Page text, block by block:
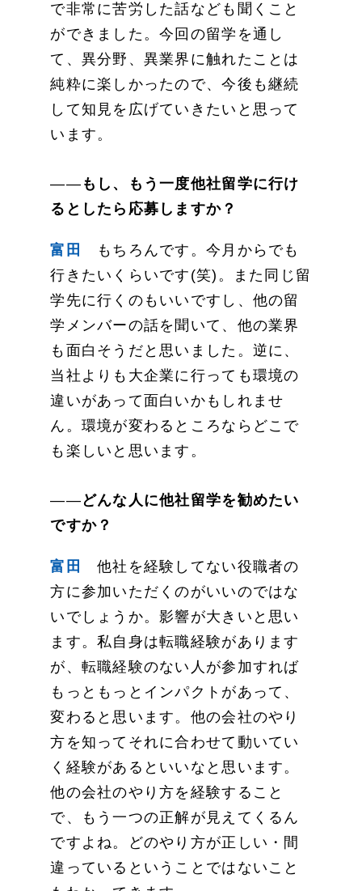
で非常に苦労した話なども聞くこと
ができました。今回の留学を通し
て、異分野、異業界に触れたことは
純粋に楽しかったので、今後も継続
して知見を広げていきたいと思って
います。
―― もし、もう一度他社留学に行け
るとしたら応募しますか？
富田
もちろんです。今月からでも
行きたいくらいです(笑)。また同じ留
学先に行くのもいいですし、他の留
学メンバーの話を聞いて、他の業界
も面白そうだと思いました。逆に、
当社よりも大企業に行っても環境の
違いがあって面白いかもしれませ
ん。環境が変わるところならどこで
も楽しいと思います。
――どんな人に他社留学を勧めたい
ですか？
富田
他社を経験してない役職者の
方に参加いただくのがいいのではな
いでしょうか。影響が大きいと思い
ます。私自身は転職経験があります
が、転職経験のない人が参加すれば
もっともっとインパクトがあって、
変わると思います。他の会社のやり
方を知ってそれに合わせて動いてい
く経験があるといいなと思います。
他の会社のやり方を経験すること
で、もう一つの正解が見えてくるん
ですよね。どのやり方が正しい・間
違っているということではないこと